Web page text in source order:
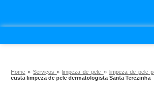
Home »Serviços»limpeza de pele » limpeza de pele
custa limpeza de pele dermatologista Santa Terezinha